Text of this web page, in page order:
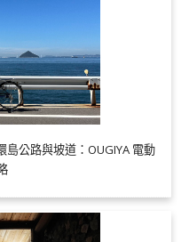
公路與坡道：OUGIYA 電動